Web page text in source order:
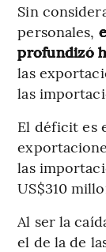
Sin
personales,
profundizó
las
las
El déficit es
las
US$310
Al ser la
el de la de